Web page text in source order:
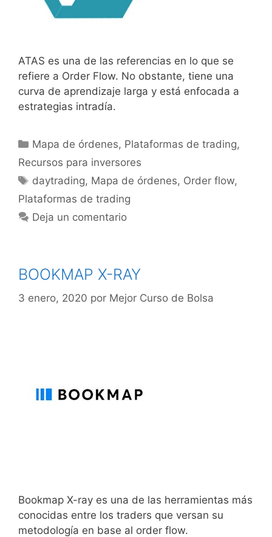
ATAS es una de las referencias en lo que se
refiere a Order Flow. No obstante, tiene una
curva de aprendizaje larga y está enfocada a
estrategias intradía.
Categorías
Mapa de órdenes, Plataformas de trading,
Recursos para inversores
Etiquetas
daytrading, Mapa de órdenes, Order flow,
Plataformas de trading
Deja un comentario
BOOKMAP X-RAY
3 enero, 2020 por Mejor Curso de Bolsa
Bookmap X-ray es una de las herramientas más
conocidas entre los traders que versan su
metodología en base al order flow.